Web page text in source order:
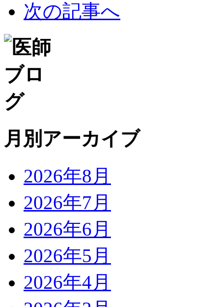
次の記事へ
月別アーカイブ
2026年8月
2026年7月
2026年6月
2026年5月
2026年4月